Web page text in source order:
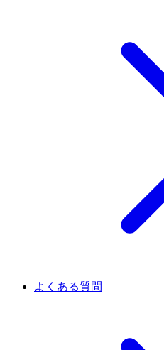
よくある質問